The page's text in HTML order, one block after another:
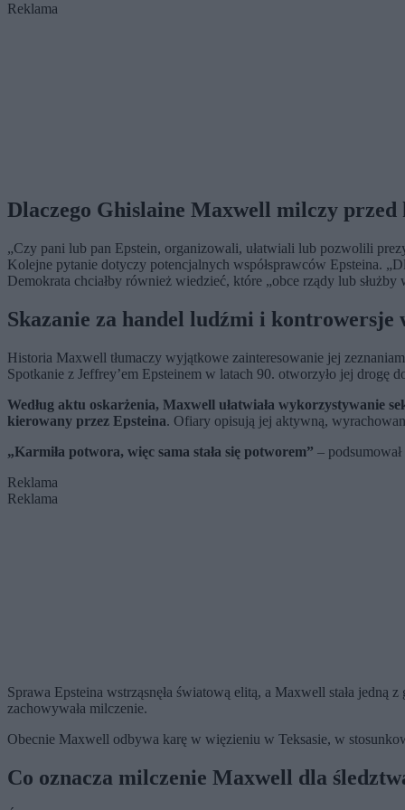
Reklama
Dlaczego Ghislaine Maxwell milczy
„Czy pani lub pan Epstein, organizowali, ułatwiali lub pozwolili
Kolejne pytanie dotyczy potencjalnych współsprawców Epsteina.
Demokrata chciałby również wiedzieć, które „obce rządy lub
Skazanie za handel ludźmi i kontrowersje
Historia Maxwell tłumaczy wyjątkowe zainteresowanie jej
Spotkanie z Jeffrey’em Epsteinem w latach 90. otworzyło jej drogę
Według aktu oskarżenia, Maxwell ułatwiała wykorzystywanie
kierowany przez Epsteina. Ofiary opisują jej aktywną,
„Karmiła potwora, więc sama stała się potworem” –
Reklama
Reklama
Sprawa Epsteina wstrząsnęła światową elitą, a Maxwell stała
zachowywała milczenie.
Obecnie Maxwell odbywa karę w więzieniu w Teksasie, w
Co oznacza milczenie Maxwell dla